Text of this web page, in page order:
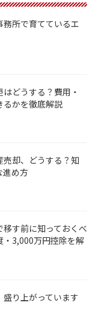
所で育てているエ
どうする？費用・
るかを徹底解説
売却、どうする？知
進め方
す前に知っておくべ
・3,000万円控除を解
り上がっています